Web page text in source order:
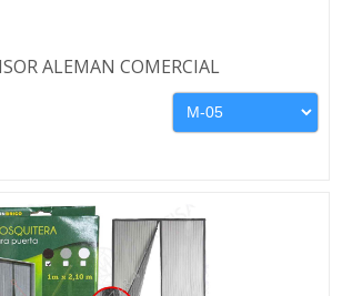
ALEMAN COMERCIAL